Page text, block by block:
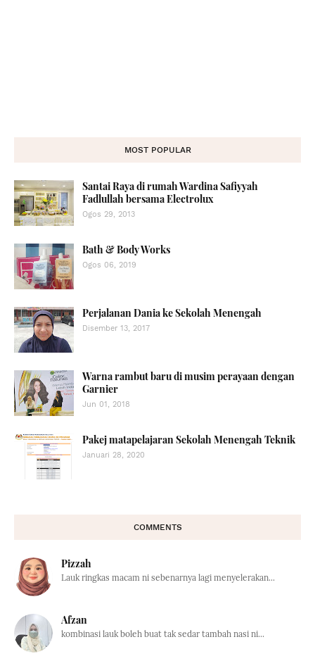
MOST POPULAR
Santai Raya di rumah Wardina Safiyyah
Fadlullah bersama Electrolux
Ogos 29, 2013
Bath & Body Works
Ogos 06, 2019
Perjalanan Dania ke Sekolah Menengah
Disember 13, 2017
Warna rambut baru di musim perayaan dengan
Garnier
Jun 01, 2018
Pakej matapelajaran Sekolah Menengah Teknik
Januari 28, 2020
COMMENTS
Pizzah
Lauk ringkas macam ni sebenarnya lagi menyelerakan...
Afzan
kombinasi lauk boleh buat tak sedar tambah nasi ni...